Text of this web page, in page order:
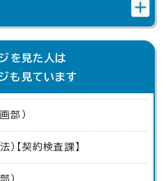
を見た人は
も見ています
部）
【契約検査課】
）